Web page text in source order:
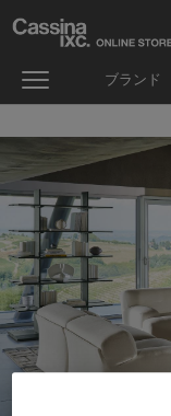
ブランド